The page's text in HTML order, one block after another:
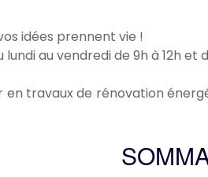
idées prennent vie !
au vendredi de 9h à 12h et
travaux de rénovation